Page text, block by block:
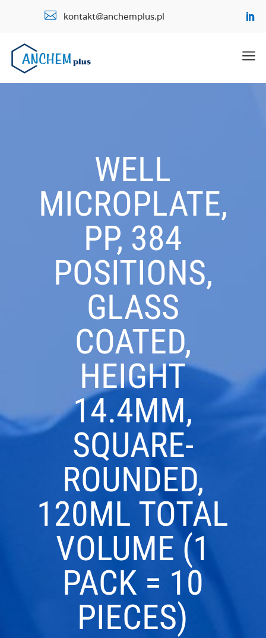
 kontakt@anchemplus.pl
a
WELL
MICROPLATE,
PP, 384
POSITIONS,
GLASS
COATED,
HEIGHT
14.4MM,
SQUARE-
ROUNDED,
120ΜL TOTAL
VOLUME (1
PACK = 10
PIECES)